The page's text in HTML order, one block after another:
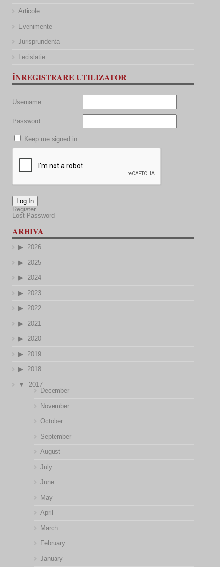
Articole
Evenimente
Jurisprundenta
Legislatie
ÎNREGISTRARE UTILIZATOR
Username:
Password:
Keep me signed in
Log In
Register
Lost Password
ARHIVA
2026
2025
2024
2023
2022
2021
2020
2019
2018
2017
December
November
October
September
August
July
June
May
April
March
February
January